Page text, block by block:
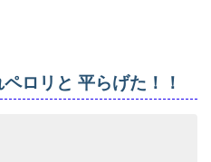
ロリと 平らげた！！